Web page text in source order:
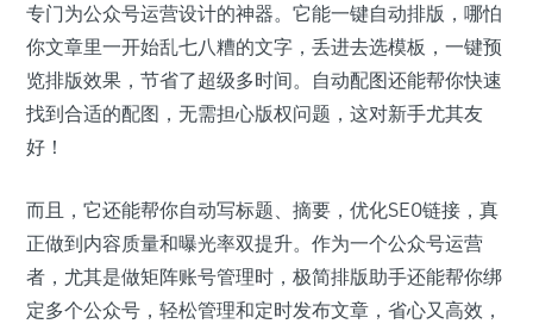
专门为公众号运营设计的神器。它能一键自动排版，哪怕
你文章里一开始乱七八糟的文字，丢进去选模板，一键预
览排版效果，节省了超级多时间。自动配图还能帮你快速
找到合适的配图，无需担心版权问题，这对新手尤其友
好！
而且，它还能帮你自动写标题、摘要，优化SEO链接，真
正做到内容质量和曝光率双提升。作为一个公众号运营
者，尤其是做矩阵账号管理时，极简排版助手还能帮你绑
定多个公众号，轻松管理和定时发布文章，省心又高效，